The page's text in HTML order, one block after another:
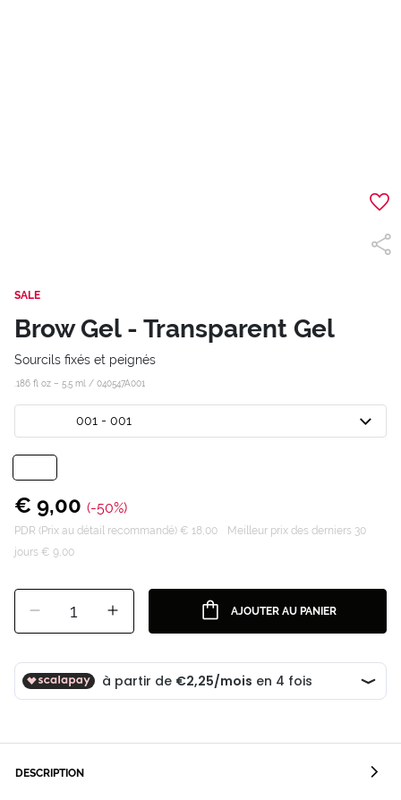
SALE
Brow Gel - Transparent Gel
Sourcils fixés et peignés
.186 fl oz – 5,5 ml / 040547A001
001 - 001
€ 9,00 (-50%)
PDR (Prix au détail recommandé) € 18,00
Meilleur prix des derniers 30
jours € 9,00
1 AJOUTER AU PANIER
DESCRIPTION